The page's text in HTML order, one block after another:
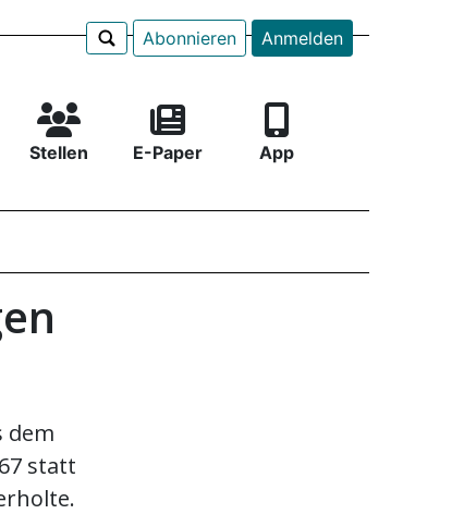
Abonnieren Anmelden
Stellen E-Paper App
dem
statt